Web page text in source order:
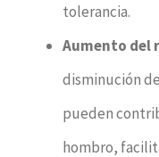
tolerancia.
Aumento del
disminución
pueden
hombro,